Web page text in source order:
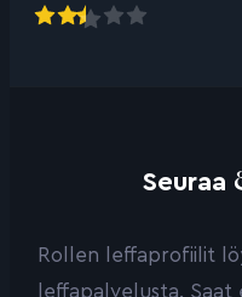
Seuraa
Rollen leffaprofiilit
leffapalvelusta. Saat